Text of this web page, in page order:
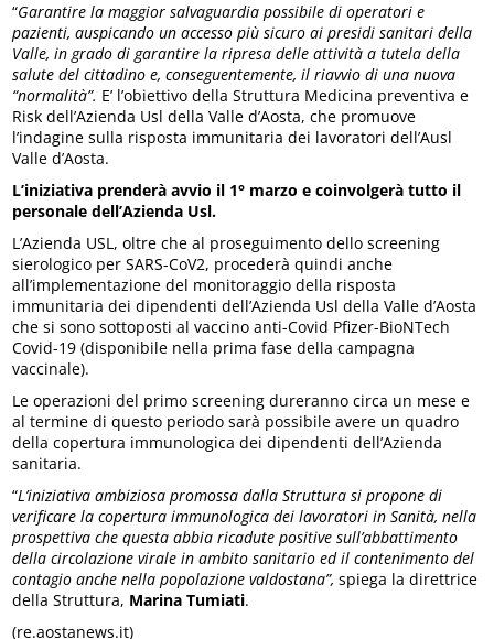
“Garantire la maggior salvaguardia possibile di operatori e
pazienti, auspicando un accesso più sicuro ai presidi sanitari della
Valle, in grado di garantire la ripresa delle attività a tutela della
salute del cittadino e, conseguentemente, il riavvio di una nuova
“normalità”. E’ l’obiettivo della Struttura Medicina preventiva e
Risk dell’Azienda Usl della Valle d’Aosta, che promuove
l’indagine sulla risposta immunitaria dei lavoratori dell’Ausl
Valle d’Aosta.
L’iniziativa prenderà avvio il 1° marzo e coinvolgerà tutto il
personale dell’Azienda Usl.
L’Azienda USL, oltre che al proseguimento dello screening
sierologico per SARS-CoV2, procederà quindi anche
all’implementazione del monitoraggio della risposta
immunitaria dei dipendenti dell’Azienda Usl della Valle d’Aosta
che si sono sottoposti al vaccino anti-Covid Pfizer-BioNTech
Covid-19 (disponibile nella prima fase della campagna
vaccinale).
Le operazioni del primo screening dureranno circa un mese e
al termine di questo periodo sarà possibile avere un quadro
della copertura immunologica dei dipendenti dell’Azienda
sanitaria.
“L’iniziativa ambiziosa promossa dalla Struttura si propone di
verificare la copertura immunologica dei lavoratori in Sanità, nella
prospettiva che questa abbia ricadute positive sull’abbattimento
della circolazione virale in ambito sanitario ed il contenimento del
contagio anche nella popolazione valdostana”,spiega la direttrice
della Struttura, Marina Tumiati.
(re.aostanews.it)